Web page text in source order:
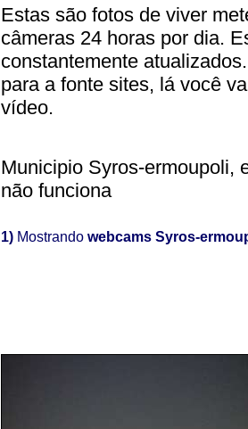
Estas são fotos de viver
câmeras 24 horas por dia.
constantemente
para a fonte sites, lá você
vídeo.
Municipio Syros-ermoupoli,
não funciona
1) Mostrando webcams Syros-